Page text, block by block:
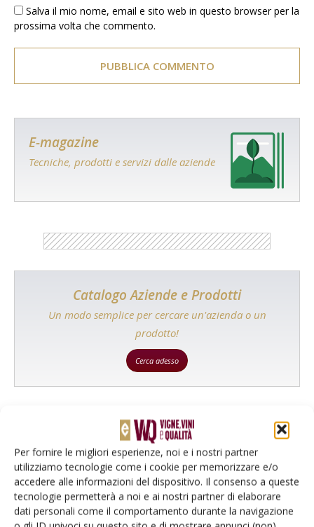
Per fornire le migliori esperienze, noi e i nostri partner
utilizziamo tecnologie come i cookie per memorizzare e/o
accedere alle informazioni del dispositivo. Il consenso a queste
tecnologie permetterà a noi e ai nostri partner di elaborare
dati personali come il comportamento durante la navigazione
Salva il mio nome, email e sito web in questo browser per la
prossima volta che commento.
E-magazine
Tecniche, prodotti e servizi dalle aziende
Catalogo Aziende e Prodotti
Un modo semplice per cercare un'azienda o un
prodotto!
Cerca adesso
L'Esperto risponde
I consigli di Terra e Vita agli agricoltori
Cerca adesso